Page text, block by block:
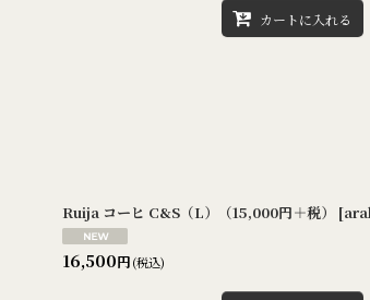
カートに入れる
Ruija コーヒ C&S（L）（15,000円＋税） [
16,500円(税込)